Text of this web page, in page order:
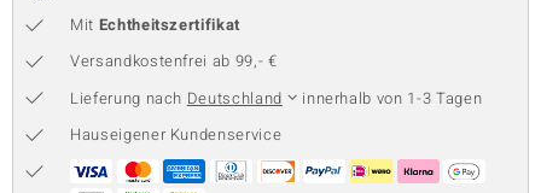
Mit Echtheitszertifikat
Versandkostenfrei ab 99,- €
Lieferung nach Deutschland
innerhalb von 1-3 Tagen
Hauseigener Kundenservice